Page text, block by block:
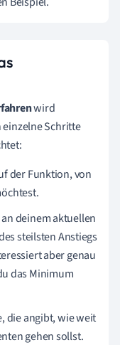
wird
Schritte
der Funktion, von
deinem aktuellen
steilsten Anstiegs
aber genau
das Minimum
die angibt, wie weit
gehen sollst.